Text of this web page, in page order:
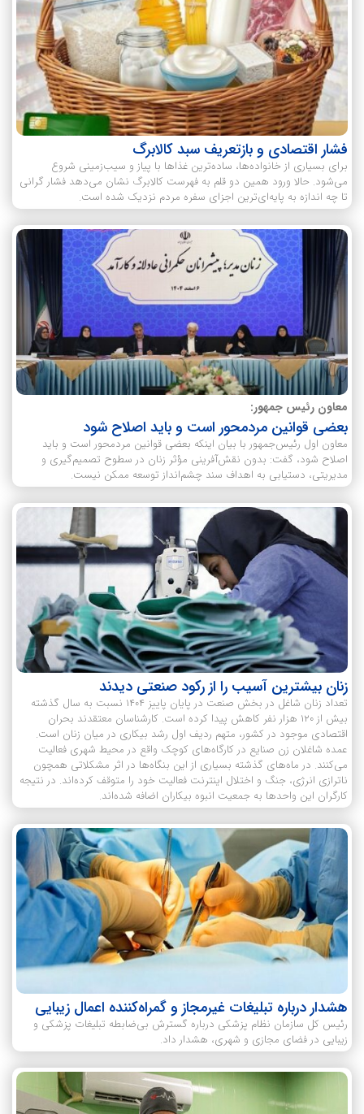
فشار اقتصادی و بازتعریف سبد کالابرگ
برای بسیاری از خانواده‌ها، ساده‌ترین غذاها با پیاز و سیب‌زمینی شروع
می‌شود. حالا ورود همین دو قلم به فهرست کالابرگ نشان می‌دهد فشار گرانی
تا چه اندازه به پایه‌ای‌ترین اجزای سفره مردم نزدیک شده است.
معاون رئیس جمهور:
بعضی قوانین مردمحور است و باید اصلاح شود
معاون اول رئیس‌جمهور با بیان اینکه بعضی قوانین مردمحور است و باید
اصلاح شود، گفت: بدون نقش‌آفرینی مؤثر زنان در سطوح تصمیم‌گیری و
مدیریتی، دستیابی به اهداف سند چشم‌انداز توسعه ممکن نیست.
زنان بیشترین آسیب را از رکود صنعتی دیدند
تعداد زنان شاغل در بخش صنعت در پایان پاییز ۱۴۰۴ نسبت به سال گذشته
بیش از ۱۲۰ هزار نفر کاهش پیدا کرده است. کارشناسان معتقدند بحران‌
اقتصادی موجود در کشور، متهم ردیف اول رشد بیکاری در میان زنان است.
عمده شاغلان زن صنایع در کارگاه‌های کوچک واقع در محیط‌ شهری فعالیت
می‌کنند. در ماه‌های گذشته بسیاری از این بنگاه‌ها در اثر مشکلاتی همچون
ناترازی انرژی، جنگ و اختلال اینترنت فعالیت خود را متوقف کرده‌اند. در نتیجه
کارگران این واحدها به جمعیت انبوه بیکاران اضافه شده‌اند.
هشدار درباره تبلیغات غیرمجاز و گمراه‌کننده اعمال زیبایی
رئیس کل سازمان نظام پزشکی درباره گسترش بی‌ضابطه تبلیغات پزشکی و
زیبایی در فضای مجازی و شهری، هشدار داد.